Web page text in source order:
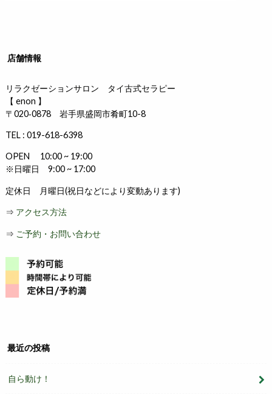
店舗情報
リラクゼーションサロン タイ古式セラピー
【 enon 】
〒020‐0878 岩手県盛岡市肴町10-8
TEL : 019-618-6398
OPEN 10:00 ~ 19:00
※日曜日 9:00 ~ 17:00
定休日 月曜日(祝日などにより変動あります)
⇒ アクセス方法
⇒ ご予約・お問い合わせ
最近の投稿
自ら動け！